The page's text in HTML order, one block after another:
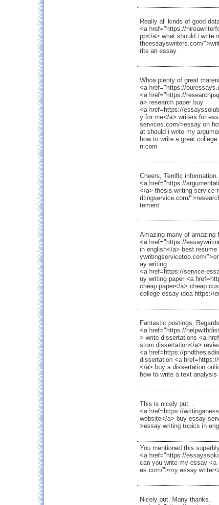
Really all kinds of good
<a href="https://
pp</a> what should i write
theessayswriters.com/
rite an essay
Whoa plenty of great
<a href="https://
<a href="https://
a> research paper buy
<a href=https://
y for me</a> writers for
services.com/>essay on
at should i write my
how to write a great
n.com
Cheers, Terrific information.
<a href="https://
</a> thesis writing service
ritingservice.com/
tement
Amazing many of amazing
<a href="https://
in english</a> best
ywritingservicetop.com/
ay writing
<a href=https://service-
uy writing paper <a
cheap paper</a> cheap
college essay idea https://
Fantastic postings,
<a href="https://
> write dissertations <a
stom dissertation</a>
<a href=https://
dissertation <a
</a> buy a dissertation
how to write a text
This is nicely put. .
<a href=https://
website</a> buy essay
>essay writing topics in
You mentioned this
<a href="https://
can you write my essay <a
es.com/">my essay
Nicely put. Many thanks.